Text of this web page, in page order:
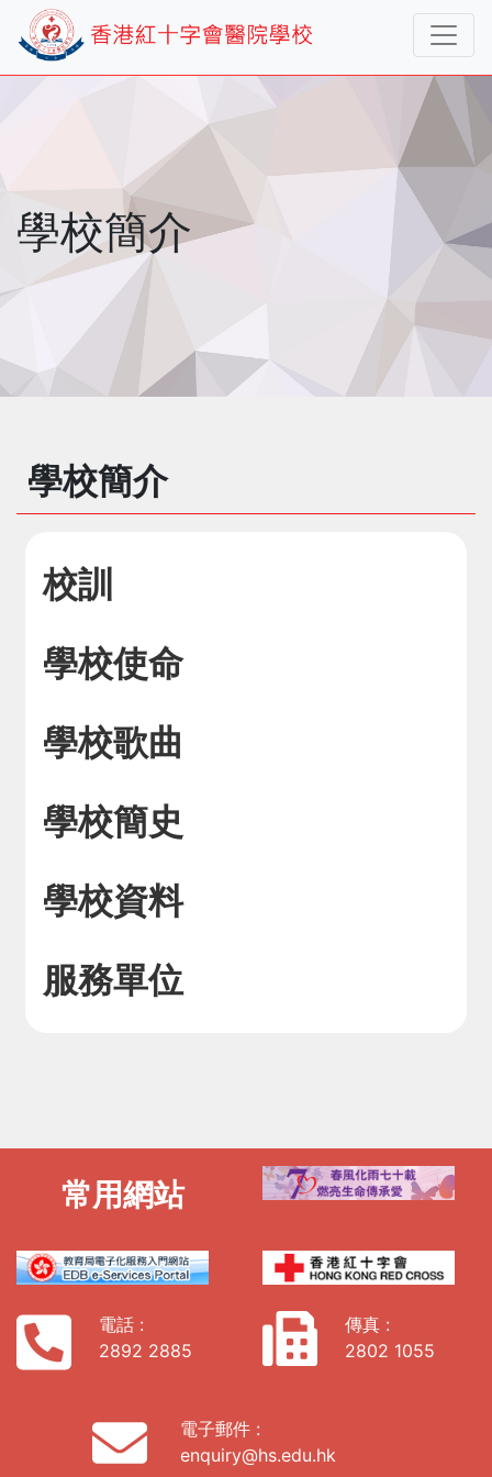
學校簡介
學校簡介
校訓
學校使命
學校歌曲
學校簡史
學校資料
服務單位
常用網站
電話 :
2892 2885
傳真 :
2802 1055
電子郵件 :
enquiry@hs.edu.hk